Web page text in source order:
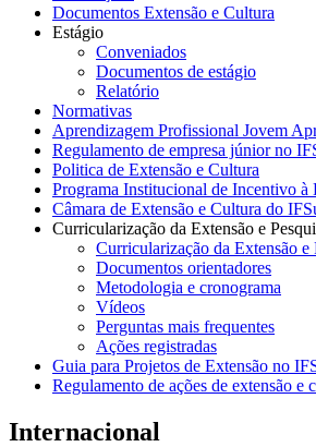
Documentos Extensão e Cultura
Estágio
Conveniados
Documentos de estágio
Relatório
Normativas
Aprendizagem Profissional Jovem
Regulamento de empresa júnior no
Politica de Extensão e Cultura
Programa Institucional de Incentivo
Câmara de Extensão e Cultura do
Curricularização da Extensão e
Curricularização da Extensão e
Documentos orientadores
Metodologia e cronograma
Vídeos
Perguntas mais frequentes
Ações registradas
Guia para Projetos de Extensão no
Regulamento de ações de extensão e
Internacional